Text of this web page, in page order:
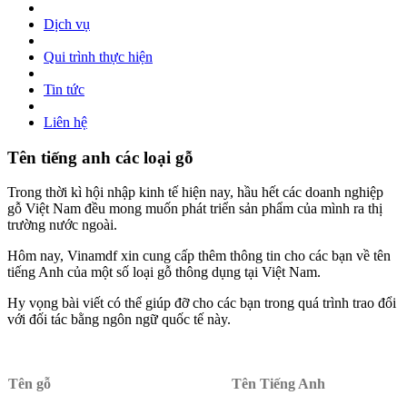
Dịch vụ
Qui trình thực hiện
Tin tức
Liên hệ
Tên tiếng anh các loại gỗ
Trong thời kì hội nhập kinh tế hiện nay, hầu hết các doanh nghiệp
gỗ Việt Nam đều mong muốn phát triển sản phẩm của mình ra thị
trường nước ngoài.
Hôm nay, Vinamdf xin cung cấp thêm thông tin cho các bạn về tên
tiếng Anh của một số loại gỗ thông dụng tại Việt Nam.
Hy vọng bài viết có thể giúp đỡ cho các bạn trong quá trình trao đổi
với đối tác bằng ngôn ngữ quốc tế này.
Tên gỗ
Tên Tiếng Anh